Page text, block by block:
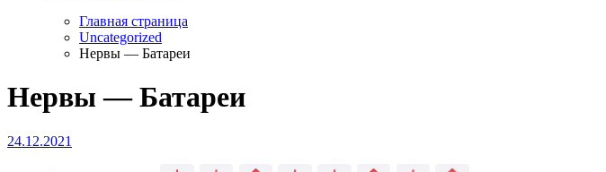
Главная страница
Uncategorized
Нервы — Батареи
Нервы — Батареи
24.12.2021